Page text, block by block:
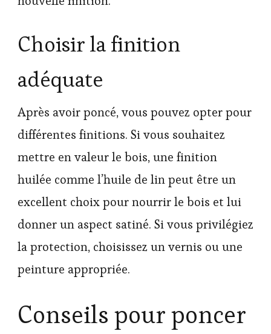
Choisir la finition
adéquate
Après avoir poncé, vous pouvez opter pour
différentes finitions. Si vous souhaitez
mettre en valeur le bois, une finition
huilée comme l’huile de lin peut être un
excellent choix pour nourrir le bois et lui
donner un aspect satiné. Si vous privilégiez
la protection, choisissez un vernis ou une
peinture appropriée.
Conseils pour poncer